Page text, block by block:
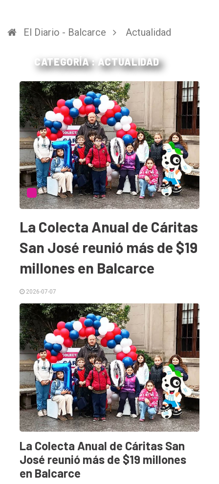
El
único
DIARIO
Balcarce
Inicio
Tendencia
El Diario - Balcarce Actualidad
CATEGORÍA : ACTUALIDAD
La Colecta Anual de Cáritas
San José reunió más de $19
millones en Balcarce
2026-07-07
La Colecta Anual de Cáritas San
José reunió más de $19 millones
en Balcarce